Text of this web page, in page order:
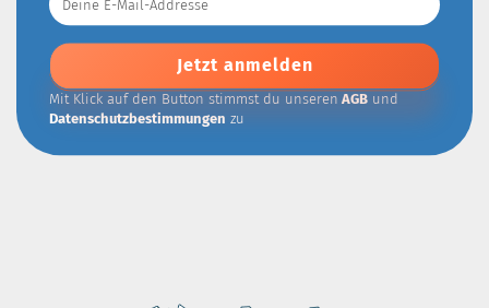
E-
Mail-
Addresse
Mit Klick auf den Button stimmst du unseren AGB und
Datenschutzbestimmungen zu